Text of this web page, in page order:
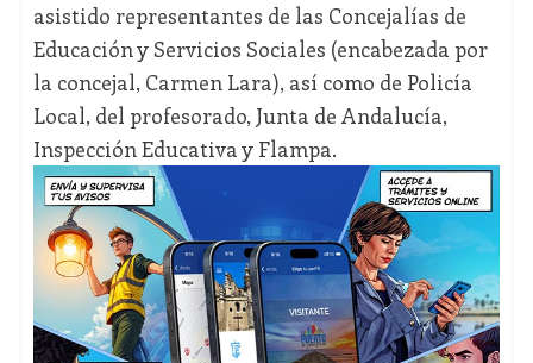
asistido representantes de las Concejalías de
Educación y Servicios Sociales (encabezada por
la concejal, Carmen Lara), así como de Policía
Local, del profesorado, Junta de Andalucía,
Inspección Educativa y Flampa.